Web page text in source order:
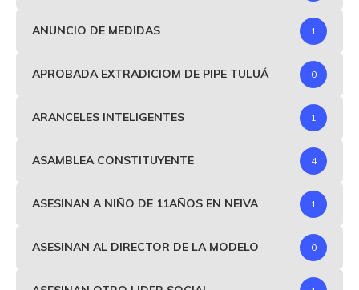
ANUNCIO DE MEDIDAS 1
APROBADA EXTRADICIOM DE PIPE TULUÁ 0
ARANCELES INTELIGENTES 1
ASAMBLEA CONSTITUYENTE 4
ASESINAN A NIÑO DE 11AÑOS EN NEIVA 1
ASESINAN AL DIRECTOR DE LA MODELO 0